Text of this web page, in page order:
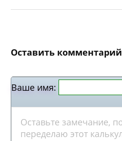
Оставить комментарий
Ваше имя: